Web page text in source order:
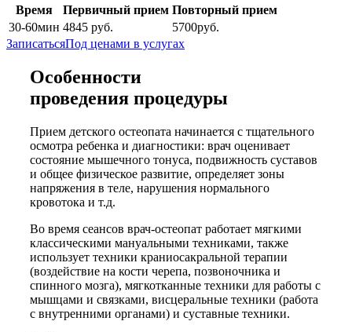
Время Первичный прием Повторный прием
30-60мин 4845 руб. 5700руб.
ЗаписатьсяПод ценами в услугах
Особенности
проведения процедуры
Прием детского остеопата начинается с тщательного
осмотра ребенка и диагностики: врач оценивает
состояние мышечного тонуса, подвижность суставов
и общее физическое развитие, определяет зоны
напряжения в теле, нарушения нормального
кровотока и т.д.
Во время сеансов врач-остеопат работает мягкими
классическими мануальными техниками, также
использует техники краниосакральной терапии
(воздействие на кости черепа, позвоночника и
спинного мозга), мягкотканные техники для работы с
мышцами и связками, висцеральные техники (работа
с внутренними органами) и суставные техники.